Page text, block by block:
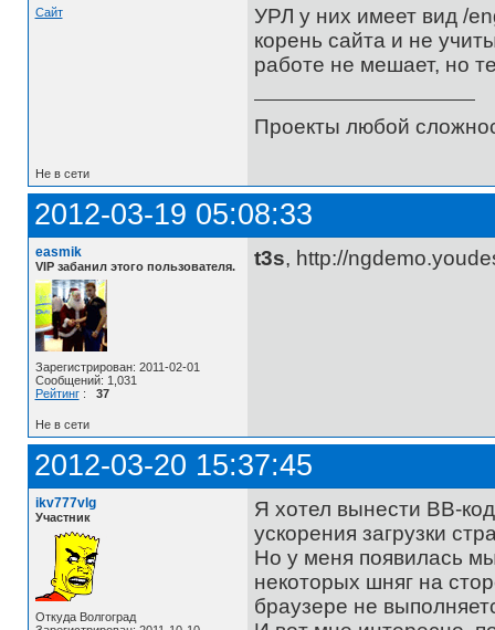
Сайт
УРЛ у них имеет вид /
корень сайта и не
работе не мешает, но
Проекты любой
Не в сети
2012-03-19 05:08:33
easmik
VIP забанил этого пользователя.
Зарегистрирован: 2011-02-01
Сообщений: 1,031
Рейтинг: 37
t3s, http://
Не в сети
2012-03-20 15:37:45
ikv777vlg
Участник
Откуда Волгоград
Я хотел вынести BB-
ускорения загрузки
Но у меня появилась
некоторых шняг на
браузере не